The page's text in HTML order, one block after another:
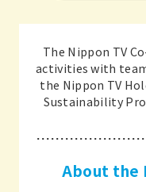
The Nippon TV
activities with
the Nippon TV
Sustainability
About the